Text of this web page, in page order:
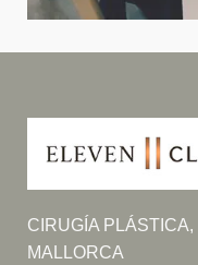
CIRUGÍA
MALLORCA